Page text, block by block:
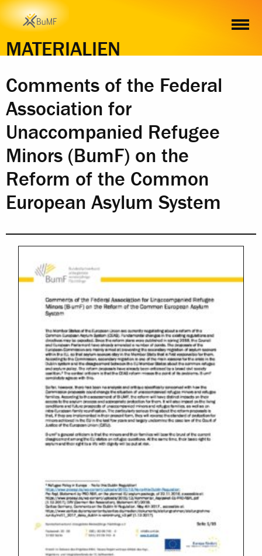
MATERIALIEN
INHALT
Comments of the Federal
Association for
Unaccompanied Refugee
Minors (BumF) on the
Reform of the Common
European Asylum System